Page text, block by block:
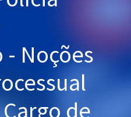
- Noções
de